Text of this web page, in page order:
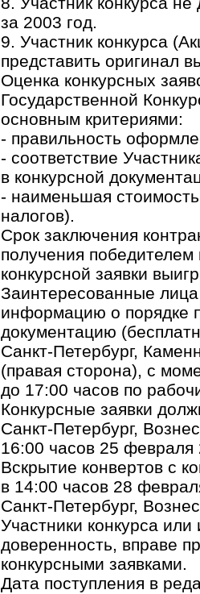
за 2003 год.
9. Участник конкурса
представить оригинал
Оценка конкурсных
Государственной
основным критериями:
- правильность
- соответствие
в конкурсной
- наименьшая
налогов).
Срок заключения
получения победителем
конкурсной заявки
Заинтересованные
информацию о порядке
документацию
Санкт-Петербург,
(правая сторона), с
до 17:00 часов по
Конкурсные заявки
Санкт-Петербург,
16:00 часов 25 февраля
Вскрытие конвертов с
в 14:00 часов 28
Санкт-Петербург,
Участники конкурса
доверенность, вправе
конкурсными заявками.
Дата поступления в